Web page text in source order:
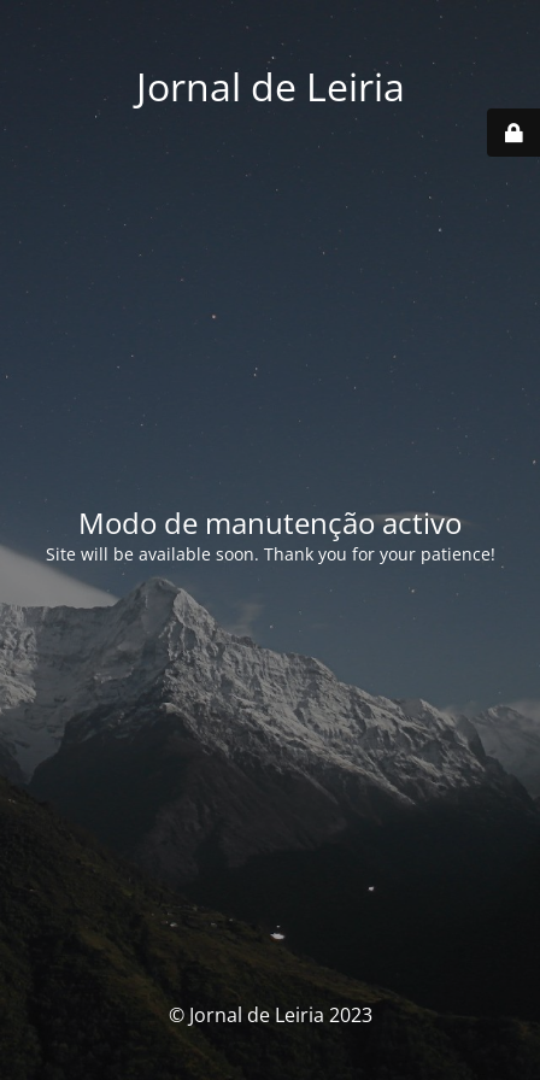
Jornal de Leiria
Modo de manutenção activo
Site will be available soon. Thank you for your patience!
© Jornal de Leiria 2023